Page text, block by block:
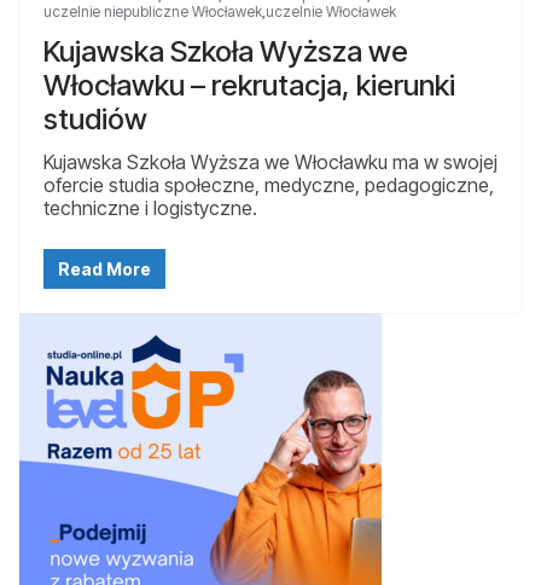
uczelnie niepubliczne Włocławek,uczelnie Włocławek
Kujawska Szkoła Wyższa we
Włocławku – rekrutacja, kierunki
studiów
Kujawska Szkoła Wyższa we Włocławku ma w swojej
ofercie studia społeczne, medyczne, pedagogiczne,
techniczne i logistyczne.
Read More